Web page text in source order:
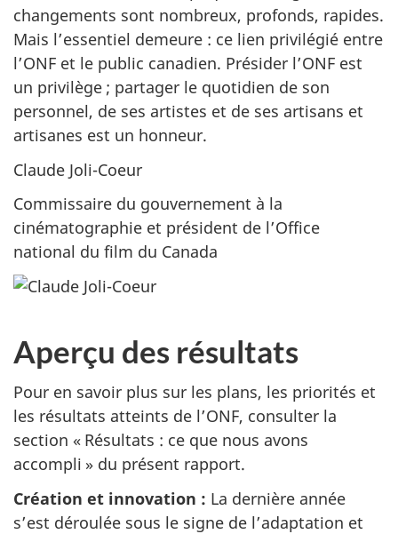
changements sont nombreux, profonds, rapides.
Mais l’essentiel demeure : ce lien privilégié entre
l’ONF et le public canadien. Présider l’ONF est
un privilège ; partager le quotidien de son
personnel, de ses artistes et de ses artisans et
artisanes est un honneur.
Claude Joli-Coeur
Commissaire du gouvernement à la
cinématographie et président de l’Office
national du film du Canada
Aperçu des résultats
Pour en savoir plus sur les plans, les priorités et
les résultats atteints de l’ONF, consulter la
section « Résultats : ce que nous avons
accompli » du présent rapport.
Création et innovation : La dernière année
s’est déroulée sous le signe de l’adaptation et